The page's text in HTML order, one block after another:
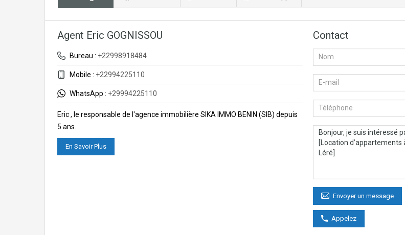
Agent Eric GOGNISSOU
Bureau : +22998918484
Mobile : +22994225110
WhatsApp : +29994225110
Eric , le responsable de l'agence immobilière SIKA IMMO BENIN (SIB) depuis
5 ans.
En Savoir Plus
Contact
Envoyer un message
Appelez